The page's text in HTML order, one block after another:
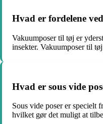
Hvad er fordelene
Vakuumposer til tøj er
insekter. Vakuumposer til
Hvad er sous vide
Sous vide poser er specielt
hvilket gør det muligt at